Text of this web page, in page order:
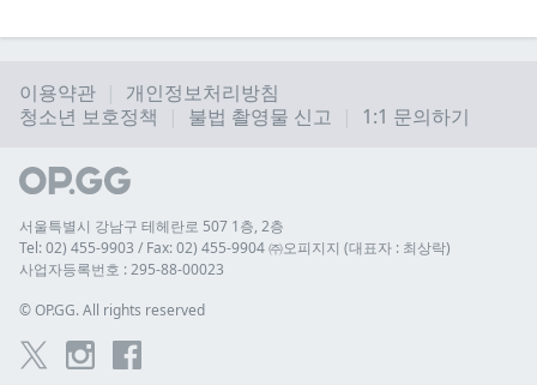
이용약관
개인정보처리방침
청소년 보호정책
불법 촬영물 신고 1:1 문의하기
서울특별시 강남구 테헤란로 507 1층, 2층
Tel: 02) 455-9903 / Fax: 02) 455-9904 ㈜오피지지 (대표자 : 최상락)
사업자등록번호 : 295-88-00023
© OP.GG. All rights reserved